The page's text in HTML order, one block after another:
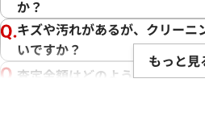
を考慮し、できる限りの価格でお
心がけております。さらに、弊社
やキャンペーン、世界約1,940店舗
取を実現しています。
か？
キズや汚れがあるが、クリー
いですか？
査定金額はどのように決まりま
もっと見